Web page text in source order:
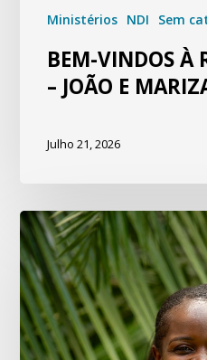
Ministérios NDI Sem
BEM-VINDOS À
– JOÃO E
Julho 21, 2026